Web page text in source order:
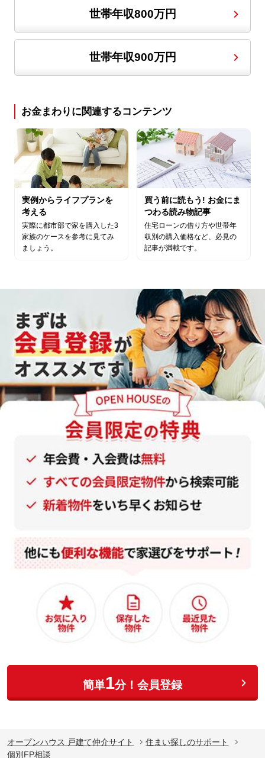
世帯年収800万円
世帯年収900万円
お金まわりに関連するコンテンツ
実例からライフプランを
考える
実際に都市部で家を購入した3
家族のケースを参考に見てみ
ましょう。
買う前に読もう! お金にま
つわる読み物記事
住宅ローンの借り方や世帯年
収別の購入価格など、必見の
記事が満載です。
簡単1分！会員登録
オープンハウス 戸建て仲介サイト
住まい探しのサポート
個別FP相談